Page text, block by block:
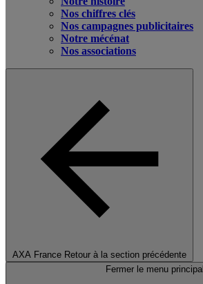
Nos chiffres clés
Nos campagnes publicitaires
Notre mécénat
Nos associations
AXA France Retour à la section précédente
Fermer le menu principal